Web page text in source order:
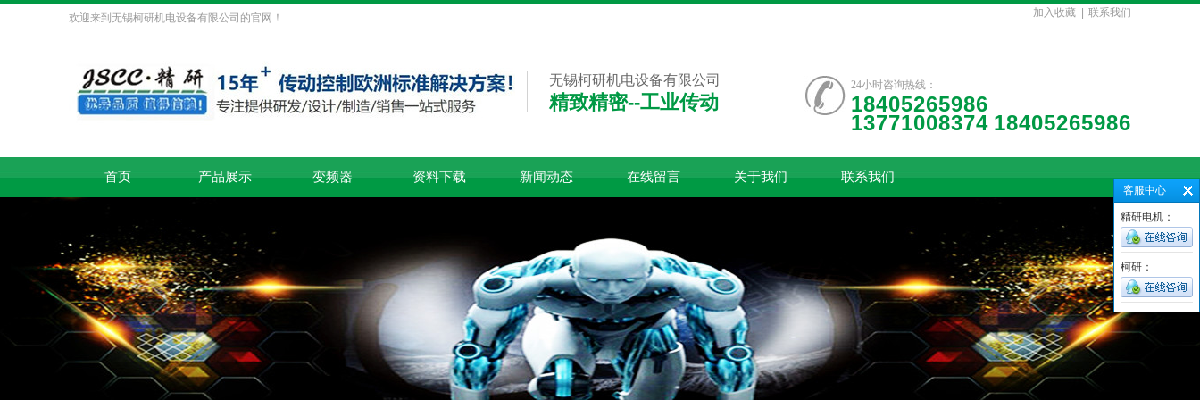
加入收藏 联系我们
欢迎来到无锡柯研机电设备有限公司的官网！
无锡柯研机电设备有限公司
精致精密--工业传动
24小时咨询热线：
18405265986
13771008374 18405265986
首页 产品展示 变频器 资料下载 新闻动态 在线留言 关于我们 联系我们
客服中心
精研电机：
柯研：